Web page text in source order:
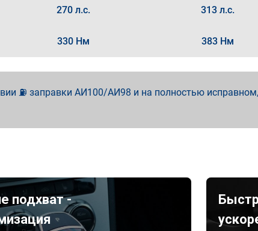
270 л.с. 313 л.с.
330 Нм 383 Нм
⛽ заправки АИ100/АИ98 и на полностью
подхват -